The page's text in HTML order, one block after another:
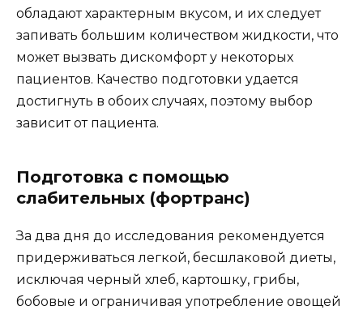
обладают характерным вкусом, и их следует
запивать большим количеством жидкости, что
может вызвать дискомфорт у некоторых
пациентов. Качество подготовки удается
достигнуть в обоих случаях, поэтому выбор
зависит от пациента.
Подготовка с помощью
слабительных (фортранс)
За два дня до исследования рекомендуется
придерживаться легкой, бесшлаковой диеты,
исключая черный хлеб, картошку, грибы,
бобовые и ограничивая употребление овощей